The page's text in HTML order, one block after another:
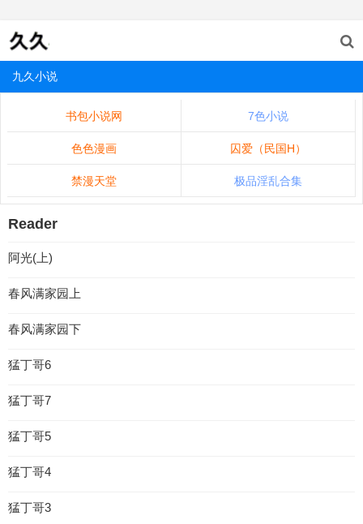
九久小说
书包小说网 7色小说
色色漫画 囚爱（民国H）
禁漫天堂 极品淫乱合集
Reader
阿光(上)
春风满家园上
春风满家园下
猛丁哥6
猛丁哥7
猛丁哥5
猛丁哥4
猛丁哥3